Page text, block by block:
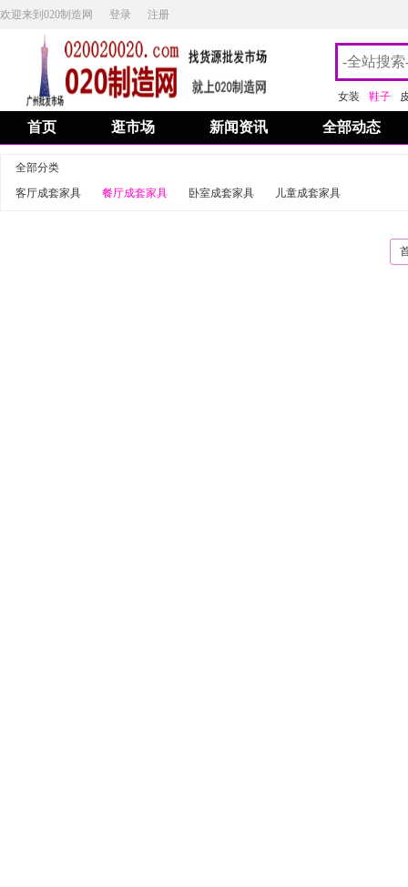
欢迎来到020制造网 登录 注册
女装 鞋子
首页 逛市场 新闻资讯 全部动态
全部分类
客厅成套家具
餐厅成套家具 卧室成套家具 儿童成套家具